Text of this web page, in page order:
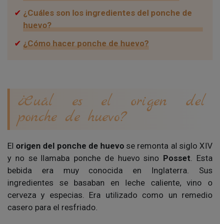
¿Cuáles son los ingredientes del ponche de
huevo?
¿Cómo hacer ponche de huevo?
¿Cuál es el origen del
ponche de huevo?
El origen del ponche de huevo se remonta al siglo XIV
y no se llamaba ponche de huevo sino Posset. Esta
bebida era muy conocida en Inglaterra. Sus
ingredientes se basaban en leche caliente, vino o
cerveza y especias. Era utilizado como un remedio
casero para el resfriado.